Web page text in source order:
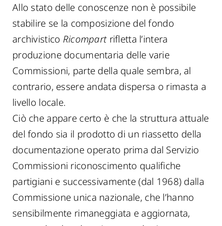
Allo stato delle conoscenze non è possibile
stabilire se la composizione del fondo
archivistico Ricompartrifletta l’intera
produzione documentaria delle varie
Commissioni, parte della quale sembra, al
contrario, essere andata dispersa o rimasta a
livello locale.
Ciò che appare certo è che la struttura attuale
del fondo sia il prodotto di un riassetto della
documentazione operato prima dal Servizio
Commissioni riconoscimento qualifiche
partigiani e successivamente (dal 1968) dalla
Commissione unica nazionale, che l’hanno
sensibilmente rimaneggiata e aggiornata,